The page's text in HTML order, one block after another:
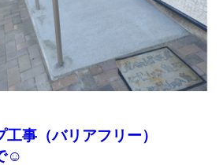
事（バリアフリー）
☺️